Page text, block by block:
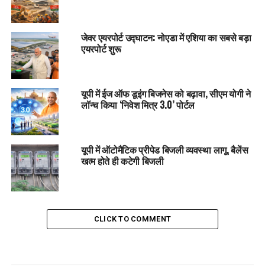
जेवर एयरपोर्ट उद्घाटन: नोएडा में एशिया का सबसे बड़ा
एयरपोर्ट शुरू
यूपी में ईज ऑफ डूइंग बिजनेस को बढ़ावा, सीएम योगी ने
लॉन्च किया ‘निवेश मित्र 3.0’ पोर्टल
यूपी में ऑटोमैटिक प्रीपेड बिजली व्यवस्था लागू, बैलेंस
खत्म होते ही कटेगी बिजली
CLICK TO COMMENT